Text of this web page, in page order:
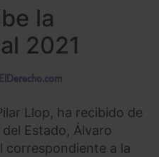
la
2021
ElDerecho.com
Llop, ha recibido de
Estado, Álvaro
correspondiente a la